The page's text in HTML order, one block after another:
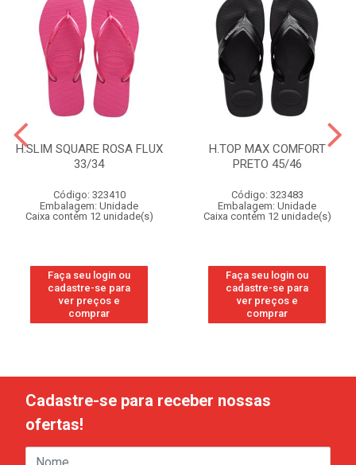
H.SLIM SQUARE ROSA FLUX
33/34
Código: 323410
Embalagem: Unidade
Caixa contém 12 unidade(s)
Faça seu login ou
cadastre-se para
ver preços e
comprar
H.TOP MAX COMFORT
PRETO 45/46
Código: 323483
Embalagem: Unidade
Caixa contém 12 unidade(s)
Faça seu login ou
cadastre-se para
ver preços e
comprar
Cadastre-se para receber nossas
ofertas!